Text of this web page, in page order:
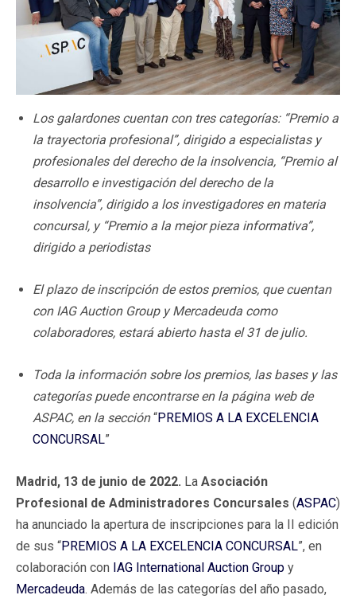
Los galardones cuentan con tres categorías: “Premio a
la trayectoria profesional”, dirigido a especialistas y
profesionales del derecho de la insolvencia, “Premio al
desarrollo e investigación del derecho de la
insolvencia”, dirigido a los investigadores en materia
concursal, y “Premio a la mejor pieza informativa”,
dirigido a periodistas
El plazo de inscripción de estos premios, que cuentan
con IAG Auction Group y Mercadeuda como
colaboradores, estará abierto hasta el 31 de julio.
Toda la información sobre los premios, las bases y las
categorías puede encontrarse en la página web de
ASPAC, en la sección“PREMIOS A LA EXCELENCIA
CONCURSAL”
Madrid, 13 de junio de 2022. La Asociación
Profesional de Administradores Concursales (ASPAC)
ha anunciado la apertura de inscripciones para la II edición
de sus “PREMIOS A LA EXCELENCIA CONCURSAL”, en
colaboración con IAG International Auction Group y
Mercadeuda. Además de las categorías del año pasado,